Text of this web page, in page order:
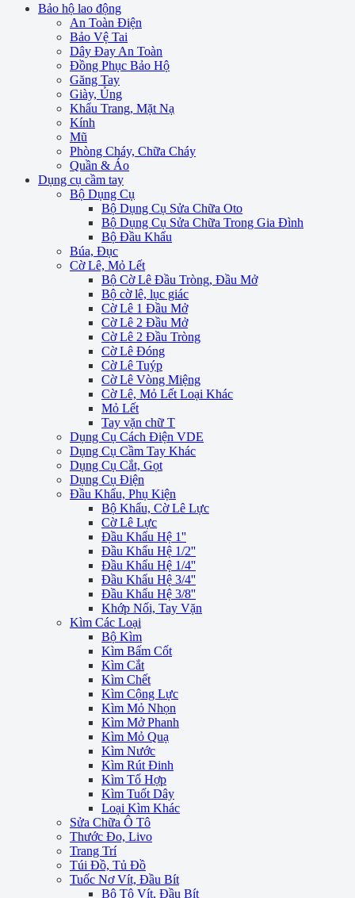
Bảo hộ lao động
An Toàn Điện
Bảo Vệ Tai
Dây Đay An Toàn
Đồng Phục Bảo Hộ
Găng Tay
Giày, Ủng
Khẩu Trang, Mặt Nạ
Kính
Mũ
Phòng Cháy, Chữa Cháy
Quần & Áo
Dụng cụ cầm tay
Bộ Dụng Cụ
Bộ Dụng Cụ Sửa Chữa Oto
Bộ Dụng Cụ Sửa Chữa Trong Gia Đình
Bộ Đầu Khẩu
Búa, Đục
Cờ Lê, Mỏ Lết
Bộ Cờ Lê Đầu Tròng, Đầu Mở
Bộ cờ lê, lục giác
Cờ Lê 1 Đầu Mở
Cờ Lê 2 Đầu Mở
Cờ Lê 2 Đầu Tròng
Cờ Lê Đóng
Cờ Lê Tuýp
Cờ Lê Vòng Miệng
Cờ Lê, Mỏ Lết Loại Khác
Mỏ Lết
Tay vặn chữ T
Dụng Cụ Cách Điện VDE
Dụng Cụ Cầm Tay Khác
Dụng Cụ Cắt, Gọt
Dụng Cụ Điện
Đầu Khẩu, Phụ Kiện
Bộ Khẩu, Cờ Lê Lực
Cờ Lê Lực
Đầu Khẩu Hệ 1''
Đầu Khẩu Hệ 1/2''
Đầu Khẩu Hệ 1/4''
Đầu Khẩu Hệ 3/4''
Đầu Khẩu Hệ 3/8''
Khớp Nối, Tay Vặn
Kìm Các Loại
Bộ Kìm
Kìm Bấm Cốt
Kìm Cắt
Kìm Chết
Kìm Cộng Lực
Kìm Mỏ Nhọn
Kìm Mở Phanh
Kìm Mỏ Quạ
Kìm Nước
Kìm Rút Đinh
Kìm Tổ Hợp
Kìm Tuốt Dây
Loại Kìm Khác
Sửa Chữa Ô Tô
Thước Đo, Livo
Trang Trí
Túi Đồ, Tủ Đồ
Tuốc Nơ Vít, Đầu Bít
Bộ Tô Vít, Đầu Bít